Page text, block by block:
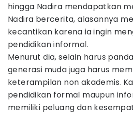
hingga Nadira mendapatkan
Nadira bercerita, alasannya
kecantikan karena ia ingin
pendidikan informal.
Menurut dia, selain harus
generasi muda juga harus
keterampilan non akademis.
pendidikan formal maupun
memiliki peluang dan